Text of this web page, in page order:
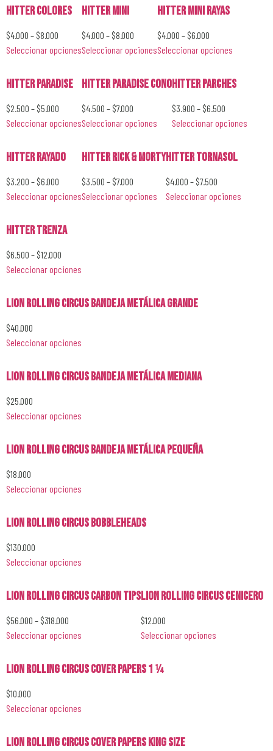
Hitter Colores
$4.000 – $8.000
Seleccionar opciones
Hitter Mini
$4.000 – $8.000
Seleccionar opciones
Hitter Mini Rayas
$4.000 – $6.000
Seleccionar opciones
Hitter Paradise
$2.500 – $5.000
Seleccionar opciones
Hitter Paradise Cono
$4.500 – $7.000
Seleccionar opciones
Hitter Parches
$3.900 – $6.500
Seleccionar opciones
Hitter Rayado
$3.200 – $6.000
Seleccionar opciones
Hitter Rick & Morty
$3.500 – $7.000
Seleccionar opciones
Hitter Tornasol
$4.000 – $7.500
Seleccionar opciones
Hitter Trenza
$6.500 – $12.000
Seleccionar opciones
Lion Rolling Circus Bandeja Metálica Grande
$40.000
Seleccionar opciones
Lion Rolling Circus Bandeja Metálica Mediana
$25.000
Seleccionar opciones
Lion Rolling Circus Bandeja Metálica Pequeña
$18.000
Seleccionar opciones
Lion Rolling Circus Bobbleheads
$130.000
Seleccionar opciones
Lion Rolling Circus Carbon Tips
$56.000 – $318.000
Seleccionar opciones
Lion Rolling Circus Cenicero
$12.000
Seleccionar opciones
Lion Rolling Circus Cover Papers 1 1⁄4
$10.000
Seleccionar opciones
Lion Rolling Circus Cover Papers King Size